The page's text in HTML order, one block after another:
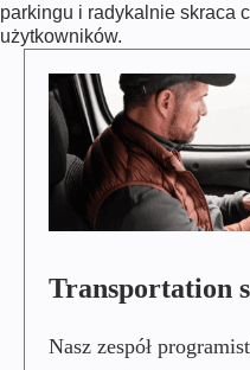
parkingu i radykalnie skraca
użytkowników.
Transportation
Nasz zespół